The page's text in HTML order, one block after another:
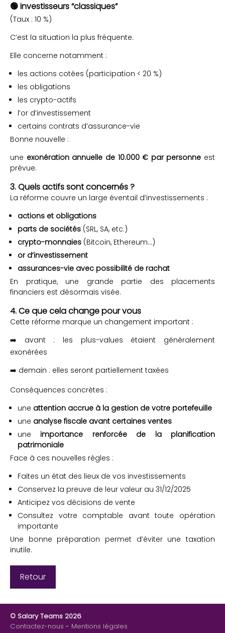
🟢 investisseurs “classiques”
(Taux : 10 %)
C’est la situation la plus fréquente.
Elle concerne notamment :
les actions cotées (participation < 20 %)
les obligations
les crypto-actifs
l’or d’investissement
certains contrats d’assurance-vie
Bonne nouvelle :
une exonération annuelle de 10.000 € par personne est
prévue.
3. Quels actifs sont concernés ?
La réforme couvre un large éventail d’investissements :
actions et obligations
parts de sociétés (SRL, SA, etc.)
crypto-monnaies (Bitcoin, Ethereum…)
or d’investissement
assurances-vie avec possibilité de rachat
En pratique, une grande partie des placements
financiers est désormais visée.
4. Ce que cela change pour vous
Cette réforme marque un changement important :
➡️ avant : les plus-values étaient généralement
exonérées
➡️ demain : elles seront partiellement taxées
Conséquences concrètes :
une attention accrue à la gestion de votre portefeuille
une analyse fiscale avant certaines ventes
une importance renforcée de la planification
patrimoniale
Face à ces nouvelles règles :
Faites un état des lieux de vos investissements
Conservez la preuve de leur valeur au 31/12/2025
Anticipez vos décisions de vente
Consultez votre comptable avant toute opération
importante
Une bonne préparation permet d’éviter une taxation
inutile.
Retour
© Salary Teams 2026
Contactez-nous
Mentions légales